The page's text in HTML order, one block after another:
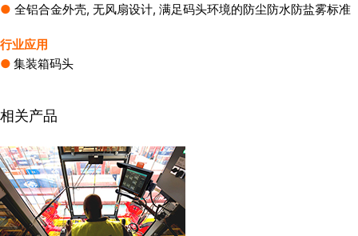
● 全铝合金外壳, 无风扇设计, 满足码头环境的防尘防水防盐雾标准
行业应用
● 集装箱码头
相关产品